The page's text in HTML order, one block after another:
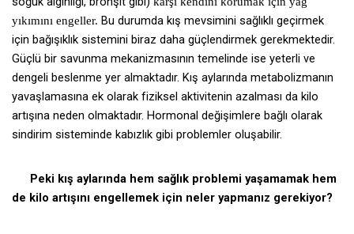
yıkımını engeller. Bu durumda kış mevsimini sağlıklı geçirmek
için bağışıklık sistemini biraz daha güçlendirmek gerekmektedir.
Güçlü bir savunma mekanizmasının temelinde ise yeterli ve
dengeli beslenme yer almaktadır. Kış aylarında metabolizmanın
yavaşlamasına ek olarak fiziksel aktivitenin azalması da kilo
artışına neden olmaktadır. Hormonal değişimlere bağlı olarak
sindirim sisteminde kabızlık gibi problemler oluşabilir.
Peki kış aylarında hem sağlık problemi yaşamamak hem
de kilo artışını engellemek için neler yapmanız gerekiyor?